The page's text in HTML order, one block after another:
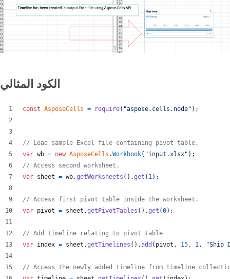
الكود المثالي
const AsposeCells = require( "aspose.cells.node" ) ;
// Load sample Excel file containing pivot table.
var wb = new AsposeCells .Workbook( "input.xlsx" ) ;
// Access second worksheet.
var sheet = wb.getWorksheets ( ) .get ( 1) ;
// Access first pivot table inside the worksheet.
var pivot = sheet .getPivotTables ( ) .get (0) ;
// Add timeline relating to pivot table
var index = sheet .getTimelines ( ) .add ( pivot , 15, 1, "Ship
// Access the newly added timeline from timeline